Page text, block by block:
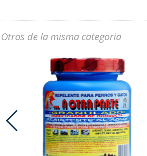
Otros de la misma categoria